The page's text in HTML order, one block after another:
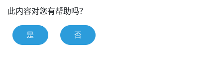
此内容对您有帮助吗？
是 否